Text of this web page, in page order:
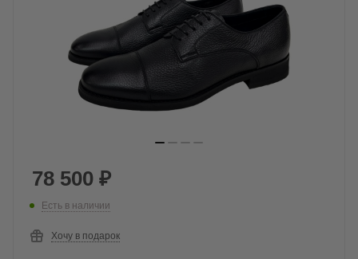
78 500 ₽
Есть в наличии
Хочу в подарок